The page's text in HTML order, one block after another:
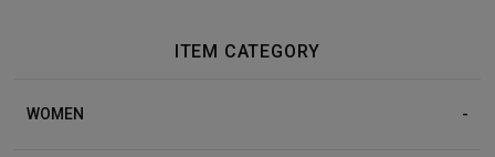
ITEM CATEGORY
WOMEN